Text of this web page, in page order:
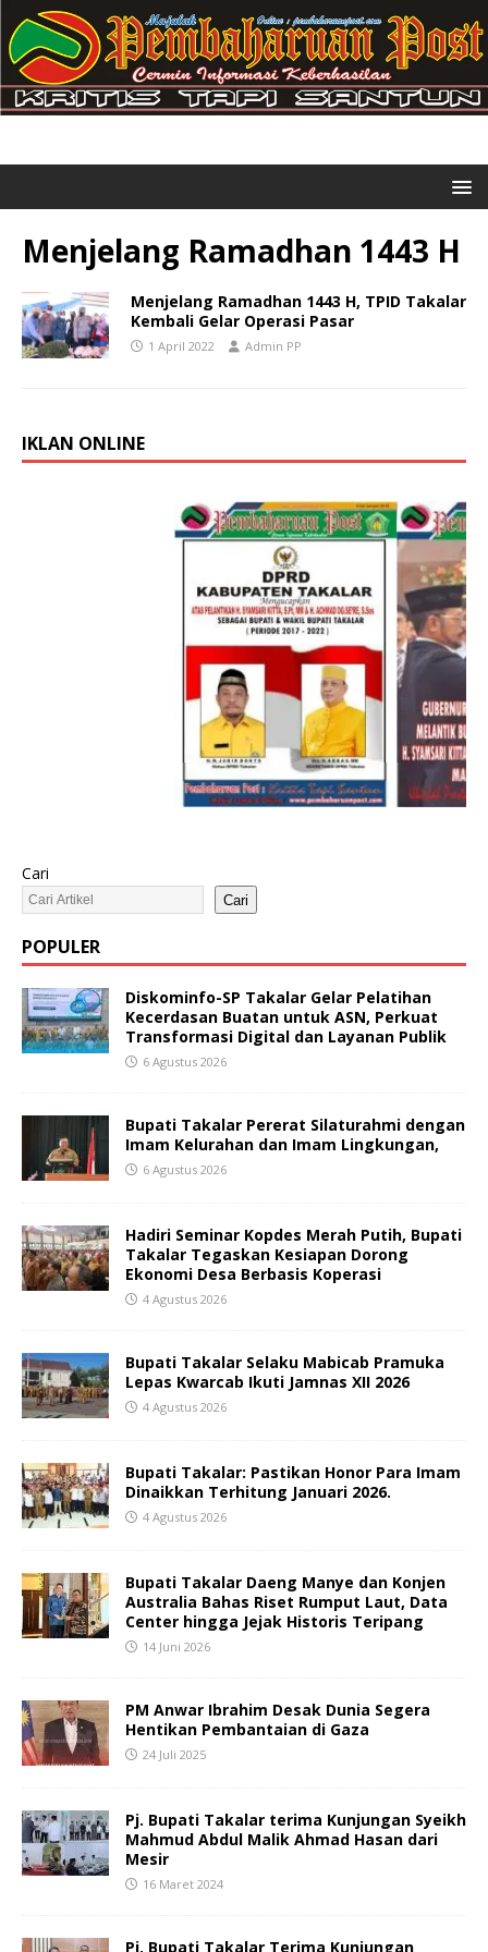
Menjelang Ramadhan 1443 H
Menjelang Ramadhan 1443 H, TPID Takalar
Kembali Gelar Operasi Pasar
1 April 2022 Admin PP
IKLAN ONLINE
Cari
Cari
POPULER
Diskominfo-SP Takalar Gelar Pelatihan
Kecerdasan Buatan untuk ASN, Perkuat
Transformasi Digital dan Layanan Publik
6 Agustus 2026
Bupati Takalar Pererat Silaturahmi dengan
Imam Kelurahan dan Imam Lingkungan,
6 Agustus 2026
Hadiri Seminar Kopdes Merah Putih, Bupati
Takalar Tegaskan Kesiapan Dorong
Ekonomi Desa Berbasis Koperasi
4 Agustus 2026
Bupati Takalar Selaku Mabicab Pramuka
Lepas Kwarcab Ikuti Jamnas XII 2026
4 Agustus 2026
Bupati Takalar: Pastikan Honor Para Imam
Dinaikkan Terhitung Januari 2026.
4 Agustus 2026
Bupati Takalar Daeng Manye dan Konjen
Australia Bahas Riset Rumput Laut, Data
Center hingga Jejak Historis Teripang
14 Juni 2026
PM Anwar Ibrahim Desak Dunia Segera
Hentikan Pembantaian di Gaza
24 Juli 2025
Pj. Bupati Takalar terima Kunjungan Syeikh
Mahmud Abdul Malik Ahmad Hasan dari
Mesir
16 Maret 2024
Pj. Bupati Takalar Terima Kunjungan